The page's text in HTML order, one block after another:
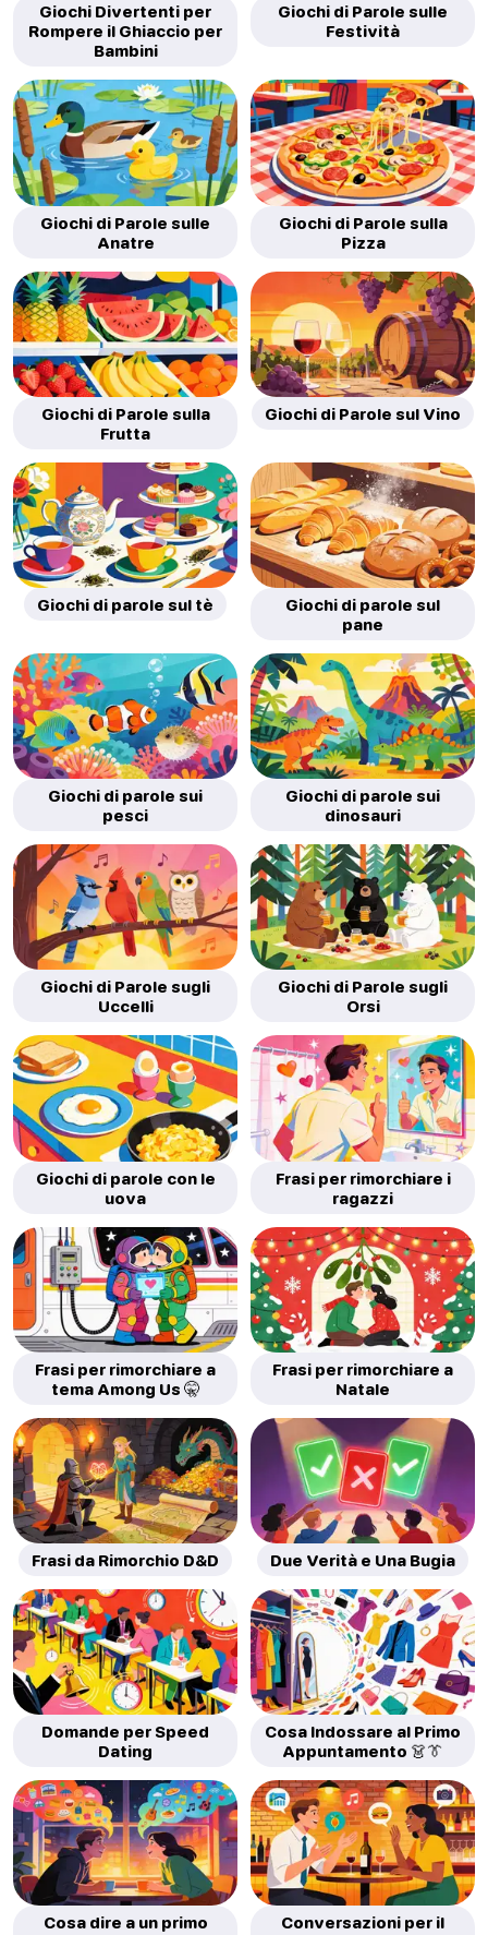
Giochi Divertenti per
Rompere il Ghiaccio per
Bambini
Giochi di Parole sulle
Festività
Giochi di Parole sulle
Anatre
Giochi di Parole sulla
Pizza
Giochi di Parole sulla
Frutta
Giochi di Parole sul Vino
Giochi di parole sul tè
Giochi di parole sul
pane
Giochi di parole sui
pesci
Giochi di parole sui
dinosauri
Giochi di Parole sugli
Uccelli
Giochi di Parole sugli
Orsi
Giochi di parole con le
uova
Frasi per rimorchiare i
ragazzi
Frasi per rimorchiare a
tema Among Us 🤫
Frasi per rimorchiare a
Natale
Frasi da Rimorchio D&D Due Verità e Una Bugia
Domande per Speed
Dating
Cosa Indossare al Primo
Appuntamento 👗👔
Cosa dire a un primo
Conversazioni per il